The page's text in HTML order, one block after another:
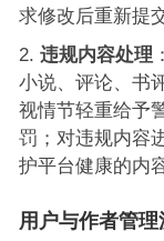
求修改后重新提
违规内容处理
小说、评论、书
视情节轻重给予
罚；对违规内容
护平台健康的内
用户与作者管理